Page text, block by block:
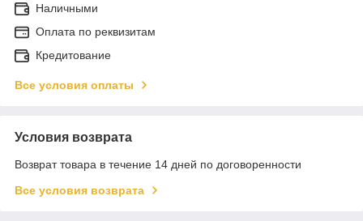
Наличными
Оплата по реквизитам
Кредитование
Все условия оплаты
Условия возврата
Возврат товара в течение 14 дней по договоренности
Все условия возврата